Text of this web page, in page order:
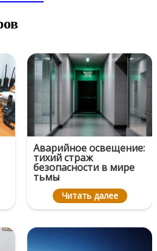
Аварийное освещение:
тихий страж
безопасности в мире
тьмы
Читать далее